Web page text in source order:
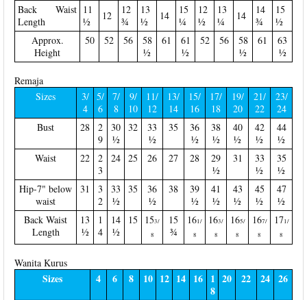
Back Waist
Length
11
½
12
12
¾
13
½
14
15
¼
12
½
13
¼
14
14
¾
15
½
Approx.
Height
50 52 56
58
½
61
61
½
52 56
58
½
61
63
½
Remaja
Sizes
3/
4
5/
6
7/
8
9/
10
11/
12
13/
14
15/
16
17/
18
19/
20
21/
22
23/
24
Bust
28
2
9
30
½
32
33
½
35
36
½
38
½
40
½
42
½
44
½
Waist
22
2
3
24 25 26 27 28
29
½
31
33
½
35
½
Hip-7" below
waist
31
3
2
33
½
35
36
½
38
39
½
41
½
43
½
45
½
47
½
Back Waist
Length
13
½
1
4
14
½
15 153/
8
15
¾
161/
8
163/
8
165/
8
167/
8
171/
8
Wanita Kurus
Sizes 4 6 8 10 12 14 16 1
8
20 22 24 26